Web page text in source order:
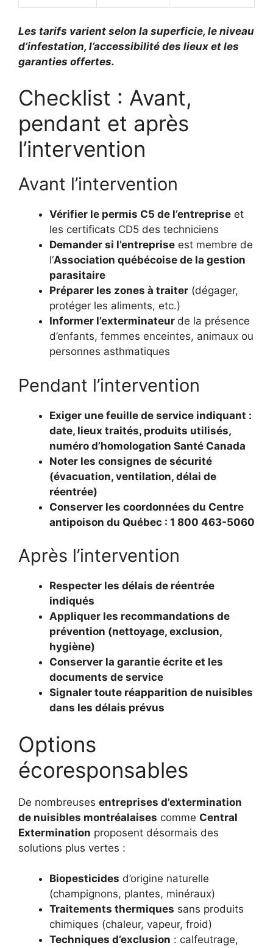
Les tarifs varient selon la superficie, le niveau
d’infestation, l’accessibilité des lieux et les
garanties offertes.
Checklist : Avant,
pendant et après
l’intervention
Avant l’intervention
Vérifier le permis C5 de l’entreprise et
les certificats CD5 des techniciens
Demander si l’entreprise est membre de
l‘Association québécoise de la gestion
parasitaire
Préparer les zones à traiter (dégager,
protéger les aliments, etc.)
Informer l’exterminateur de la présence
d’enfants, femmes enceintes, animaux ou
personnes asthmatiques
Pendant l’intervention
Exiger une feuille de service indiquant :
date, lieux traités, produits utilisés,
numéro d’homologation Santé Canada
Noter les consignes de sécurité
(évacuation, ventilation, délai de
réentrée)
Conserver les coordonnées du Centre
antipoison du Québec : 1 800 463-5060
Après l’intervention
Respecter les délais de réentrée
indiqués
Appliquer les recommandations de
prévention (nettoyage, exclusion,
hygiène)
Conserver la garantie écrite et les
documents de service
Signaler toute réapparition de nuisibles
dans les délais prévus
Options
écoresponsables
De nombreuses entreprises d’extermination
de nuisibles montréalaises comme Central
Extermination proposent désormais des
solutions plus vertes :
Biopesticides d’origine naturelle
(champignons, plantes, minéraux)
Traitements thermiques sans produits
chimiques (chaleur, vapeur, froid)
Techniques d’exclusion : calfeutrage,